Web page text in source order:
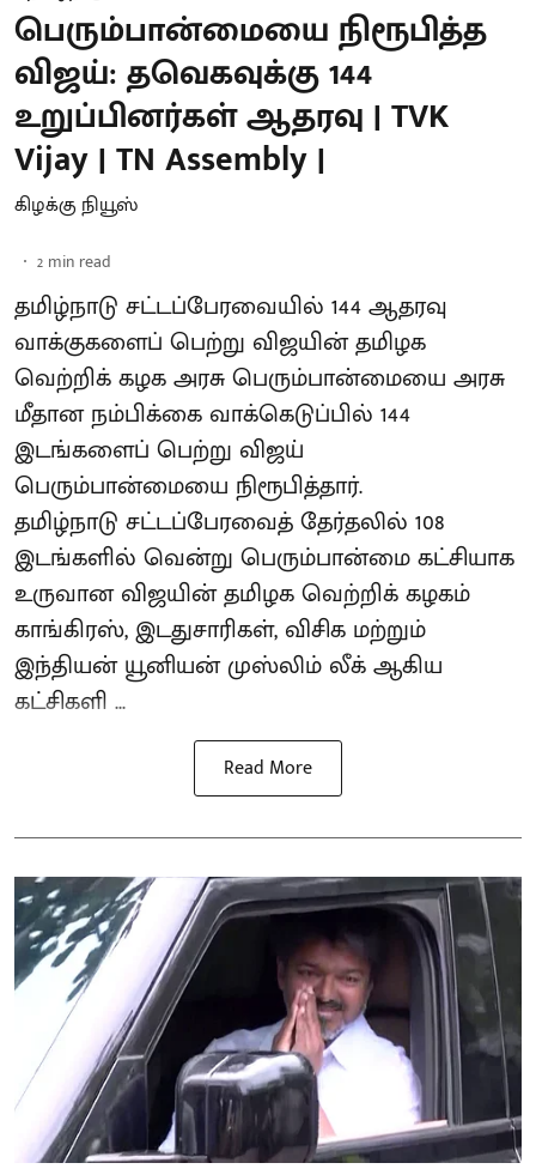
பெரும்பான்மையை நிரூபித்த
விஜய்: தவெகவுக்கு 144
உறுப்பினர்கள் ஆதரவு | TVK
Vijay | TN Assembly |
கிழக்கு நியூஸ்
2 min read
தமிழ்நாடு சட்டப்பேரவையில் 144 ஆதரவு
வாக்குகளைப் பெற்று விஜயின் தமிழக
வெற்றிக் கழக அரசு பெரும்பான்மையை அரசு
மீதான நம்பிக்கை வாக்கெடுப்பில் 144
இடங்களைப் பெற்று விஜய்
பெரும்பான்மையை நிரூபித்தார்.
தமிழ்நாடு சட்டப்பேரவைத் தேர்தலில் 108
இடங்களில் வென்று பெரும்பான்மை கட்சியாக
உருவான விஜயின் தமிழக வெற்றிக் கழகம்
காங்கிரஸ், இடதுசாரிகள், விசிக மற்றும்
இந்தியன் யூனியன் முஸ்லிம் லீக் ஆகிய
கட்சிகளி ...
Read More